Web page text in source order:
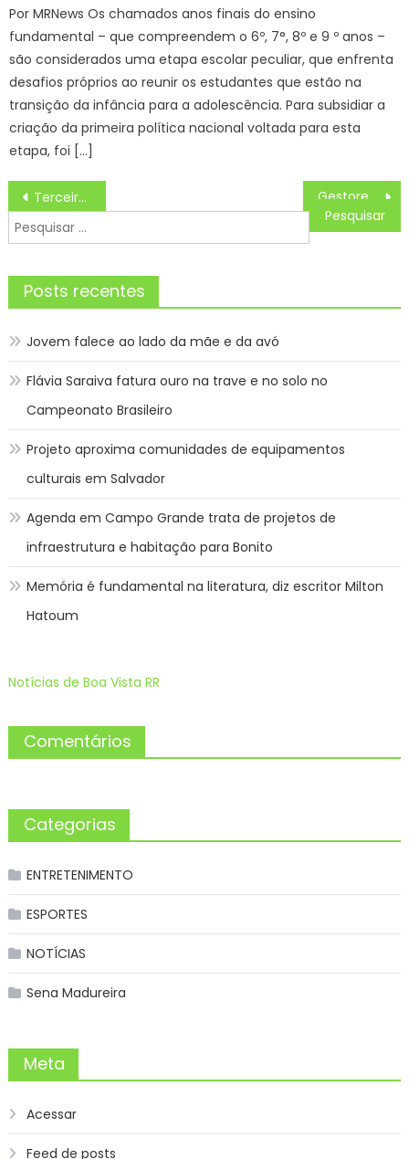
Por MRNews Os chamados anos finais do ensino
fundamental – que compreendem o 6º, 7°, 8º e 9 º anos –
são considerados uma etapa escolar peculiar, que enfrenta
desafios próprios ao reunir os estudantes que estão na
transição da infância para a adolescência. Para subsidiar a
criação da primeira política nacional voltada para esta
etapa, foi […]
Navegação
de
Post
Terceiro acesso de Tarauacá atinge 70% e entra na reta final das obras
Pesquisar
por:
Posts recentes
Jovem falece ao lado da mãe e da avó
Flávia Saraiva fatura ouro na trave e no solo no
Campeonato Brasileiro
Projeto aproxima comunidades de equipamentos
culturais em Salvador
Agenda em Campo Grande trata de projetos de
infraestrutura e habitação para Bonito
Memória é fundamental na literatura, diz escritor Milton
Hatoum
Notícias de Boa Vista RR
Comentários
Categorias
ENTRETENIMENTO
ESPORTES
NOTÍCIAS
Sena Madureira
Meta
Acessar
Feed de posts